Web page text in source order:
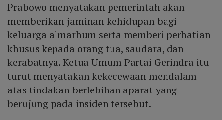
Prabowo menyatakan pemerintah akan
memberikan jaminan kehidupan bagi
keluarga almarhum serta memberi perhatian
khusus kepada orang tua, saudara, dan
kerabatnya. Ketua Umum Partai Gerindra itu
turut menyatakan kekecewaan mendalam
atas tindakan berlebihan aparat yang
berujung pada insiden tersebut.